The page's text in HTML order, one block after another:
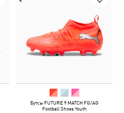
Бутсы FUTURE 9 MATCH FG/AG
Football Shoes Youth